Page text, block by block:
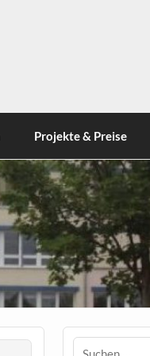
Projekte & Preise